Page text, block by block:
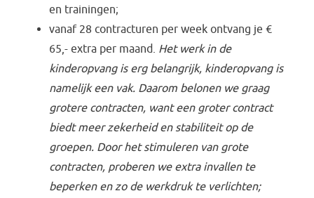
en trainingen;
vanaf 28 contracturen per week ontvang je €
65,- extra per maand. Het werk in de
kinderopvang is erg belangrijk, kinderopvang is
namelijk een vak. Daarom belonen we graag
grotere contracten, want een groter contract
biedt meer zekerheid en stabiliteit op de
groepen. Door het stimuleren van grote
contracten, proberen we extra invallen te
beperken en zo de werkdruk te verlichten;